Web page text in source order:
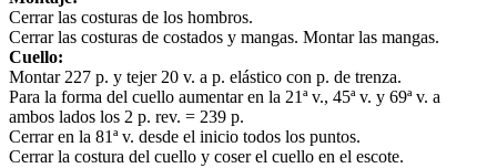
Cerrar las costuras de los hombros.
Cerrar las costuras de costados y mangas. Montar las mangas.
Cuello:
Montar 227 p. y tejer 20 v. a p. elástico con p. de trenza.
Para la forma del cuello aumentar en la 21ª v., 45ª v. y 69ª v. a
ambos lados los 2 p. rev. = 239 p.
Cerrar en la 81ª v. desde el inicio todos los puntos.
Cerrar la costura del cuello y coser el cuello en el escote.